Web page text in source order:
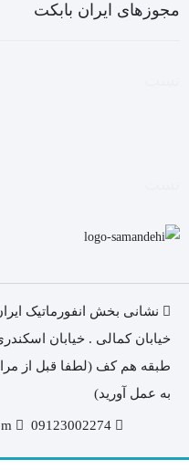
مجوزهای ایران بابکت
نشانی بخش انفورماتیک
طبقه هم کف (لطفا قبل از
به عمل آورید)
09123002274